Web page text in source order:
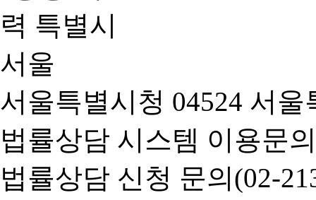
서울특별시청 04524 서
법률상담 시스템 이용문
법률상담 신청 문의(02-